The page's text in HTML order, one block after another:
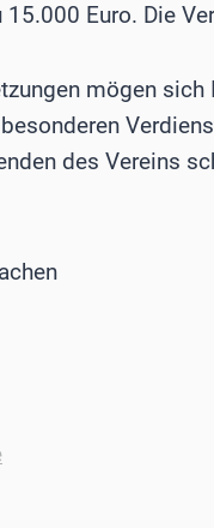
Euro. Die
mögen
des Vereins